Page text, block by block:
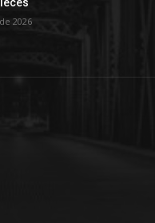
2026